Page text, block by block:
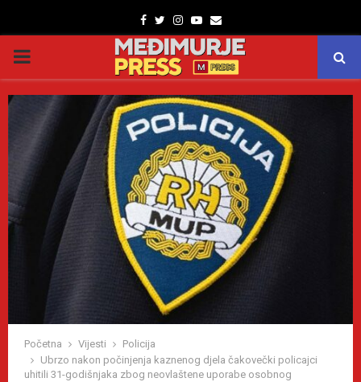
Facebook
TwitterInstagram
Youtube
Email
PRIMARY
MENU
Početna Vijesti
Policija
Ubrzo nakon počinjenja kaznenog djela čakovečki policajci
uhitili 31-godišnjaka zbog neovlaštene uporabe osobnog